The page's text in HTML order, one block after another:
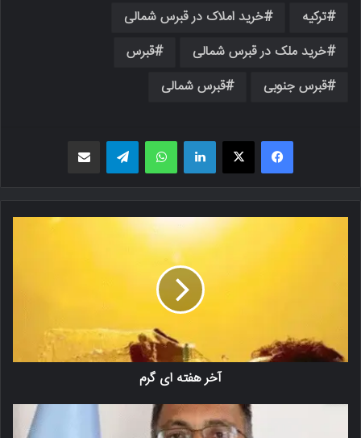
ترکیه
خرید املاک در قبرس شمالی
خرید ملک در قبرس شمالی
قبرس
قبرس جنوبی
قبرس شمالی
فیسبوک X لینکدین واتس اپ
آخر هفته ای گرم